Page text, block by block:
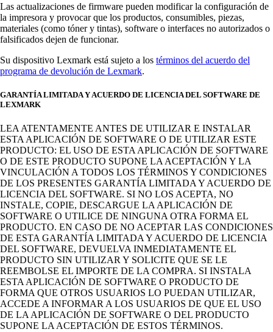
Las actualizaciones de firmware pueden modificar la configuración de
la impresora y provocar que los productos, consumibles, piezas,
materiales (como tóner y tintas), software o interfaces no autorizados o
falsificados dejen de funcionar.
Su dispositivo Lexmark está sujeto a los términos del acuerdo del
programa de devolución de Lexmark.
GARANTÍA LIMITADA Y ACUERDO DE LICENCIA DEL SOFTWARE DE
LEXMARK
LEA ATENTAMENTE ANTES DE UTILIZAR E INSTALAR
ESTA APLICACIÓN DE SOFTWARE O DE UTILIZAR ESTE
PRODUCTO: EL USO DE ESTA APLICACIÓN DE SOFTWARE
O DE ESTE PRODUCTO SUPONE LA ACEPTACIÓN Y LA
VINCULACIÓN A TODOS LOS TÉRMINOS Y CONDICIONES
DE LOS PRESENTES GARANTÍA LIMITADA Y ACUERDO DE
LICENCIA DEL SOFTWARE. SI NO LOS ACEPTA, NO
INSTALE, COPIE, DESCARGUE LA APLICACIÓN DE
SOFTWARE O UTILICE DE NINGUNA OTRA FORMA EL
PRODUCTO. EN CASO DE NO ACEPTAR LAS CONDICIONES
DE ESTA GARANTÍA LIMITADA Y ACUERDO DE LICENCIA
DEL SOFTWARE, DEVUELVA INMEDIATAMENTE EL
PRODUCTO SIN UTILIZAR Y SOLICITE QUE SE LE
REEMBOLSE EL IMPORTE DE LA COMPRA. SI INSTALA
ESTA APLICACIÓN DE SOFTWARE O PRODUCTO DE
FORMA QUE OTROS USUARIOS LO PUEDAN UTILIZAR,
ACCEDE A INFORMAR A LOS USUARIOS DE QUE EL USO
DE LA APLICACIÓN DE SOFTWARE O DEL PRODUCTO
SUPONE LA ACEPTACIÓN DE ESTOS TÉRMINOS.